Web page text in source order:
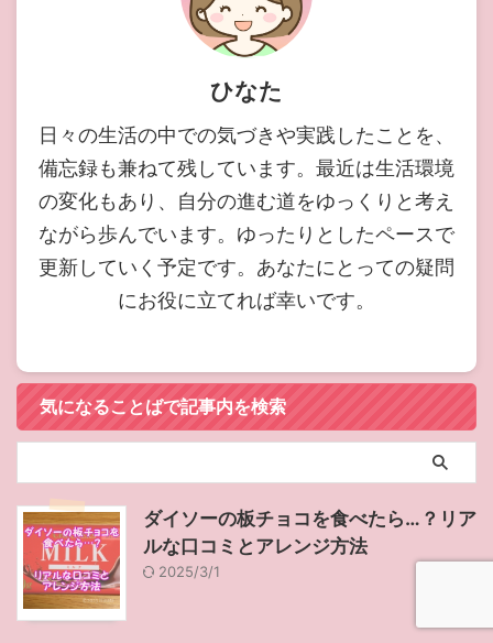
ひなた
日々の生活の中での気づきや実践したことを、
備忘録も兼ねて残しています。最近は生活環境
の変化もあり、自分の進む道をゆっくりと考え
ながら歩んでいます。ゆったりとしたペースで
更新していく予定です。あなたにとっての疑問
にお役に立てれば幸いです。
気になることばで記事内を検索
ダイソーの板チョコを食べたら…？リア
ルな口コミとアレンジ方法
2025/3/1